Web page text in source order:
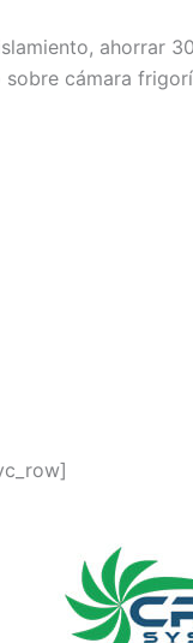
ahorrar
cámara